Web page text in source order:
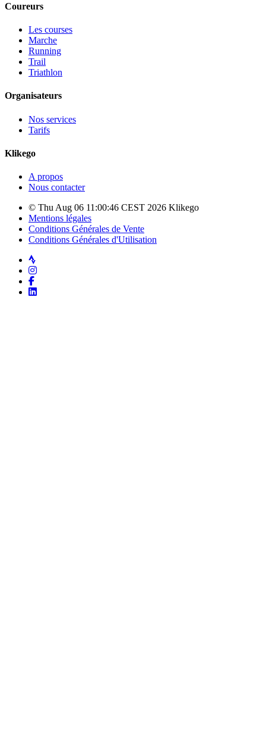
Coureurs
Les courses
Marche
Running
Trail
Triathlon
Organisateurs
Nos services
Tarifs
Klikego
A propos
Nous contacter
© Thu Aug 06 11:00:46 CEST 2026 Klikego
Mentions légales
Conditions Générales de Vente
Conditions Générales d'Utilisation
Strava
Instagram
Facebook
LinkedIn